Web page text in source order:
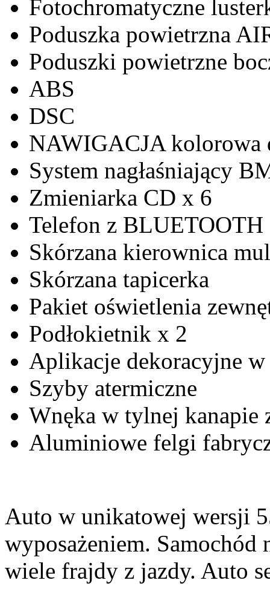
Fotochromatyczne
Poduszka powietrzna
Poduszki powietrzne
ABS
DSC
NAWIGACJA kolorowa
System nagłaśniający
Zmieniarka CD x 6
Telefon z BLUETOOTH
Skórzana kierownica
Skórzana tapicerka
Pakiet oświetlenia
Podłokietnik x 2
Aplikacje dekoracyjne
Szyby atermiczne
Wnęka w tylnej kanapie
Aluminiowe felgi
Auto w unikatowej wersji
wyposażeniem. Samochód
wiele frajdy z jazdy. Auto